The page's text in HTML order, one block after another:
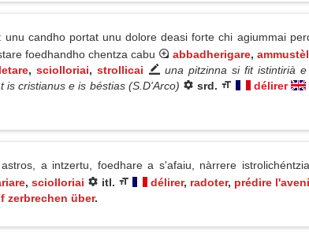
unu candho portat unu dolore deasi forte chi agiummai
foedhandho chentza cabu
abbadherigare,
,sciolloriai,strollicai
una pitzinna si fit istintirià
cristianus e is béstias (S.D'Arco)
srd. délirer
a intzertu, foedhare a s'afaiu, nàrrere
, sciolloriai itl. délirer, radoter, prédire
zerbrechen über.